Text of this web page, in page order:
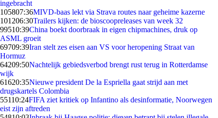
ingebracht
105807:36MIVD-baas lekt via Strava routes naar geheime kazerne
101206:30Trailers kijken: de bioscoopreleases van week 32
99510:39China boekt doorbraak in eigen chipmachines, druk op
ASML groeit
69709:39Iran stelt zes eisen aan VS voor heropening Straat van
Hormuz
64209:50Nachtelijk gebiedsverbod brengt rust terug in Rotterdamse
wijk
61620:35Nieuwe president De la Espriella gaat strijd aan met
drugskartels Colombia
55110:24FIFA ziet kritiek op Infantino als desinformatie, Noorwegen
eist zijn aftreden